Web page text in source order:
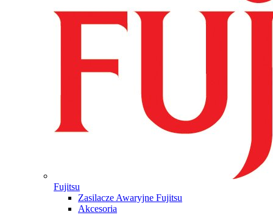
Fujitsu
Zasilacze Awaryjne Fujitsu
Akcesoria